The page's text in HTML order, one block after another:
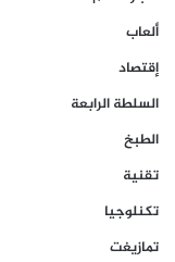
ألعاب
إقتصاد
السلطة الرابعة
الطبخ
تقنية
تكنلوجيا
تمازيغت